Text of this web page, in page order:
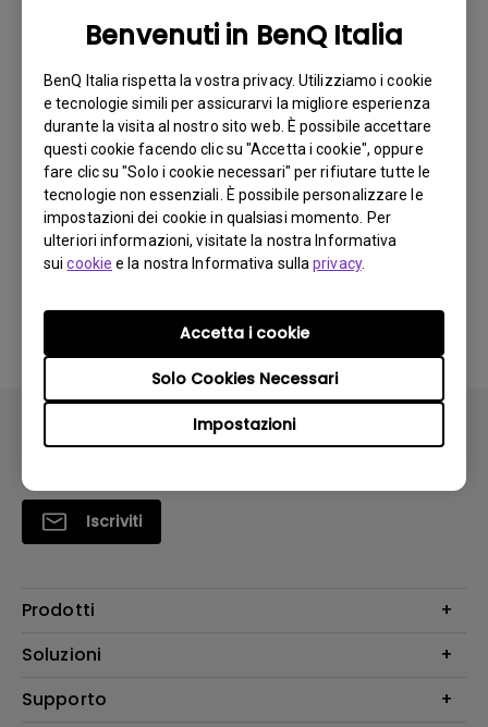
Benvenuti in BenQ Italia
BenQ Italia rispetta la vostra privacy. Utilizziamo i cookie
e tecnologie simili per assicurarvi la migliore esperienza
durante la visita al nostro sito web. È possibile accettare
questi cookie facendo clic su "Accetta i cookie", oppure
fare clic su "Solo i cookie necessari" per rifiutare tutte le
tecnologie non essenziali. È possibile personalizzare le
impostazioni dei cookie in qualsiasi momento. Per
ulteriori informazioni, visitate la nostra Informativa
suicookie e la nostra Informativa sullaprivacy.
Impostazioni
Solo Cookies Necessari
Accetta i cookie
automaticamente il segnale d'ingresso?
Ho acquistato un monitor BenQ e ho
cercato di collegarlo al mio notebook con
un cavo HDMI, ma continuo ad avere il
messaggio "No Cable Connected" sul
monitor. Come posso risolvere questo
Iscriviti
Prodotti
Videoproiettori
Illuminazione
Soluzioni
Education/Formazione
Supporto